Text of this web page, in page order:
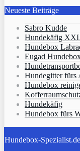
Neueste Beiträge
Sabro Kudde
Hundekäfig
Hundebox
Eugad
Hundegitter fürs
Hundebox
Hundekäfig
Hundebox fürs
Hundebox-Spezialist.de